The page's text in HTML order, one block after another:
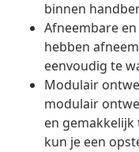
binnen
Afneembare
hebben
eenvoudig te
Modulair
modulair
en gemakkelijk
kun je een